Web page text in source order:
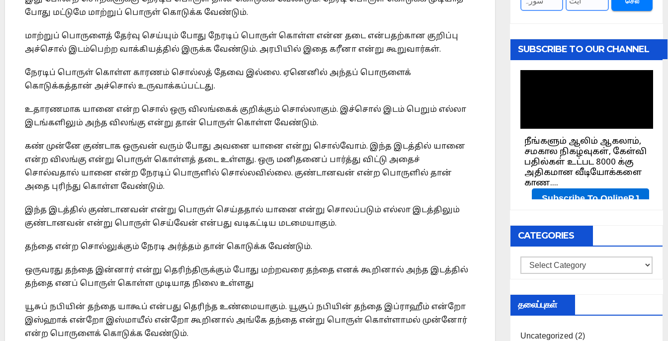
போது மட்டுமே மாற்றுப் பொருள் கொடுக்க வேண்டும்.
மாற்றுப் பொருளைத் தேர்வு செய்யும் போது நேரடிப் பொருள் கொள்ள என்ன தடை என்பதற்கான குறிப்பு
அச்சொல் இடம்பெற்ற வாக்கியத்தில் இருக்க வேண்டும். அரபியில் இதை கரீனா என்று கூறுவார்கள்.
நேரடிப் பொருள் கொள்ள காரணம் சொல்லத் தேவை இல்லை. ஏனெனில் அந்தப் பொருளைக்
கொடுக்கத்தான் அச்சொல் உருவாக்கப்பட்டது.
உதாரணமாக யானை என்ற சொல் ஒரு விலங்கைக் குறிக்கும் சொல்லாகும். இச்சொல் இடம் பெறும் எல்லா
இடங்களிலும் அந்த விலங்கு என்று தான் பொருள் கொள்ள வேண்டும்.
கண் முன்னே குண்டாக ஒருவன் வரும் போது அவனை யானை என்று சொல்வோம். இந்த இடத்தில் யானை
என்ற விலங்கு என்று பொருள் கொள்ளத் தடை உள்ளது. ஒரு மனிதனைப் பார்த்து விட்டு அதைச்
சொல்வதால் யானை என்ற நேரடிப் பொருளில் சொல்லவில்லை. குண்டானவன் என்ற பொருளில் தான்
அதை புரிந்து கொள்ள வேண்டும்.
இந்த இடத்தில் குண்டானவன் என்று பொருள் செய்ததால் யானை என்று சொலப்படும் எல்லா இடத்திலும்
குண்டானவன் என்று பொருள் செய்வேன் என்பது வடிகட்டிய மடமையாகும்.
தந்தை என்ற சொல்லுக்கும் நேரடி அர்த்தம் தான் கொடுக்க வேண்டும்.
ஒருவரது தந்தை இன்னார் என்று தெரிந்திருக்கும் போது மற்றவரை தந்தை எனக் கூறினால் அந்த இடத்தில்
தந்தை எனப் பொருள் கொள்ள முடியாத நிலை உள்ளது
யூசுப் நபியின் தந்தை யாகூப் என்பது தெரிந்த உண்மையாகும். யூசூப் நபியின் தந்தை இப்ராஹீம் என்றோ
இஸ்ஹாக் என்றோ இஸ்மாயீல் என்றோ கூறினால் அங்கே தந்தை என்று பொருள் கொள்ளாமல் முன்னோர்
என்ற பொருளைக் கொடுக்க வேண்டும்.
SUBSCRIBE TO OUR CHANNEL
CATEGORIES
Categories
தலைப்புகள்
Uncategorized (2)